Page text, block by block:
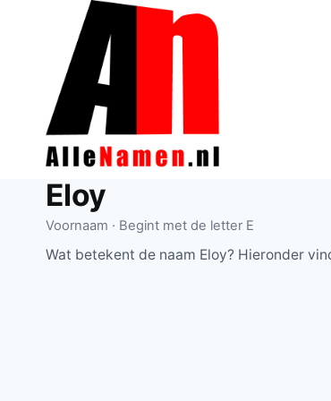
Eloy
Voornaam · Begint met de letter E
Wat betekent de naam Eloy? Hieronder